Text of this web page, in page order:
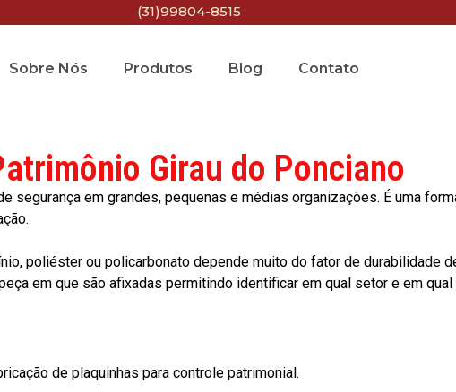
(31)99804-8515
Sobre Nós Produtos Blog Contato
Girau do Ponciano
segurança em grandes, pequenas e médias organizações. É uma
poliéster ou policarbonato depende muito do fator de durabilidade
em que são afixadas permitindo identificar em qual setor e em
de plaquinhas para controle patrimonial.